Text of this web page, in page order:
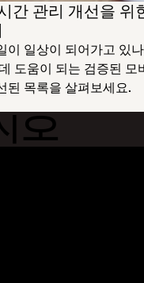
간 관리 개선을 위
이 일상이 되어가고 있
도움이 되는 검증된 모
된 목록을 살펴보세요.
오